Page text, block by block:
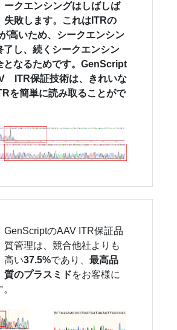
ークエンシングはしばしば
失敗します。これはITRの
高いため、シークエンシン
了し、続くシークエンシン
となるためです。GenScript
ITR保証技術は、きれいな
を簡単に読み取ることがで
GenScriptのAAV ITR保証品
質管理は、競合他社よりも
高い37.5%であり、最高品
質のプラスミドをお客様に